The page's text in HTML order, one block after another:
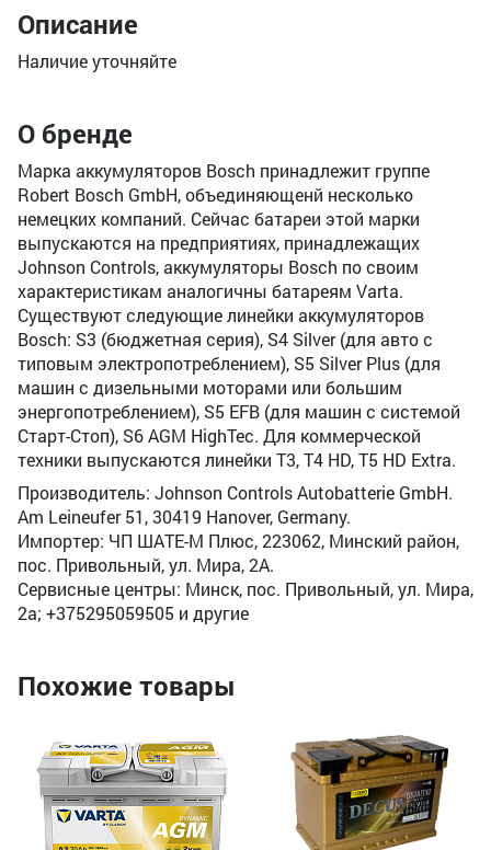
Описание
Наличие уточняйте
О бренде
Марка аккумуляторов Bosch принадлежит группе
Robert Bosch GmbH, объединяющенй несколько
немецких компаний. Сейчас батареи этой марки
выпускаются на предприятиях, принадлежащих
Johnson Controls, аккумуляторы Bosch по своим
характеристикам аналогичны батареям Varta.
Существуют следующие линейки аккумуляторов
Bosch: S3 (бюджетная серия), S4 Silver (для авто с
типовым электропотреблением), S5 Silver Plus (для
машин с дизельными моторами или большим
энергопотреблением), S5 EFB (для машин с системой
Старт-Стоп), S6 AGM HighTec. Для коммерческой
техники выпускаются линейки T3, T4 HD, T5 HD Extra.
Производитель: Johnson Controls Autobatterie GmbH.
Am Leineufer 51, 30419 Hanover, Germany.
Импортер: ЧП ШАТЕ-М Плюс, 223062, Минский район,
пос. Привольный, ул. Мира, 2А.
Сервисные центры: Минск, пос. Привольный, ул. Мира,
2а; +375295059505 и другие
Похожие товары